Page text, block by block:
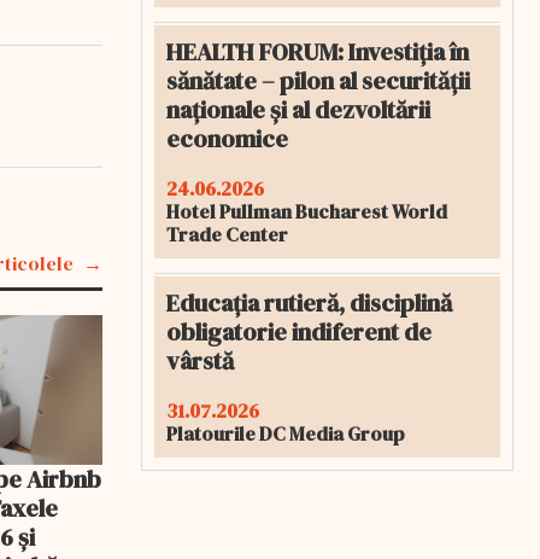
Airbnb
și
HEALTH FORUM: Investiția în
sănătate – pilon al securității
naționale și al dezvoltării
economice
24.06.2026
Hotel Pullman Bucharest World
Trade Center
Educația rutieră, disciplină
obligatorie indiferent de
vârstă
31.07.2026
Platourile DC Media Group